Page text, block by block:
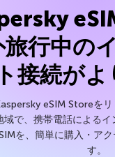
行中の
ト接続が
eSIM Storeを
域で、携帯電話によるイ
を、簡単に購入・ア
す。